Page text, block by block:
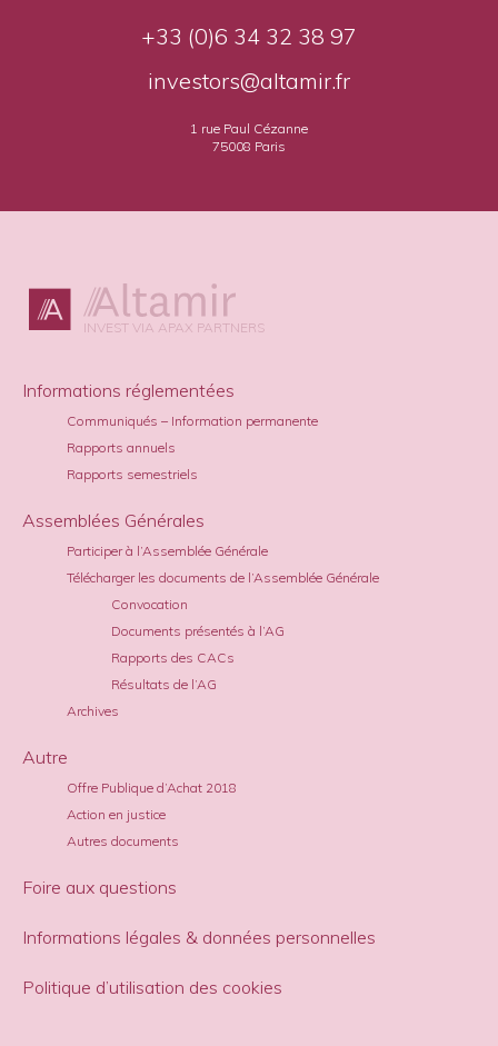
+33 (0)6 34 32 38 97
investors@altamir.fr
1 rue Paul Cézanne
75008 Paris
INVEST VIA APAX PARTNERS
Informations réglementées
Communiqués – Information permanente
Rapports annuels
Rapports semestriels
Assemblées Générales
Participer à l’Assemblée Générale
Télécharger les documents de l’Assemblée Générale
Convocation
Documents présentés à l’AG
Rapports des CACs
Résultats de l’AG
Archives
Autre
Offre Publique d’Achat 2018
Action en justice
Autres documents
Foire aux questions
Informations légales & données personnelles
Politique d’utilisation des cookies